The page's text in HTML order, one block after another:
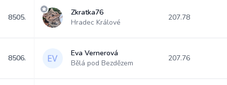
8505.
Zkratka76
Hradec Králové
207.78
8506.
Eva Vernerová
Bělá pod Bezdězem
207.76